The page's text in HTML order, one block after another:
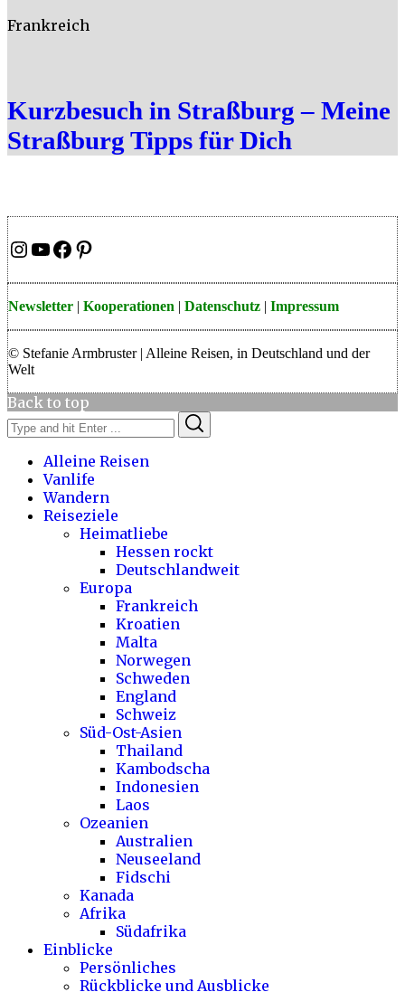
Frankreich
Kurzbesuch in Straßburg – Meine
Straßburg Tipps für Dich
Instagram
YouTube
Facebook
Pinterest
Newsletter Kooperationen Datenschutz Impressum
© Stefanie Armbruster | Alleine Reisen, in Deutschland und der
Welt
Back to top
Search
for:
Alleine Reisen
Vanlife
Wandern
Reiseziele
Heimatliebe
Hessen rockt
Deutschlandweit
Europa
Frankreich
Kroatien
Malta
Norwegen
Schweden
England
Schweiz
Süd-Ost-Asien
Thailand
Kambodscha
Indonesien
Laos
Ozeanien
Australien
Neuseeland
Fidschi
Kanada
Afrika
Südafrika
Einblicke
Persönliches
Rückblicke und Ausblicke